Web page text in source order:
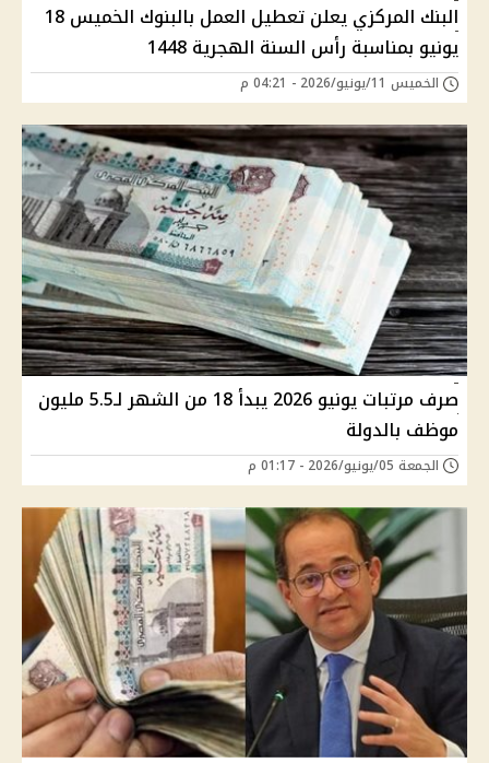
البنك المركزي يعلن تعطيل العمل بالبنوك الخميس 18
يونيو بمناسبة رأس السنة الهجرية 1448
الخميس 11/يونيو/2026 - 04:21 م
صرف مرتبات يونيو 2026 يبدأ 18 من الشهر لـ5.5 مليون
موظف بالدولة
الجمعة 05/يونيو/2026 - 01:17 م